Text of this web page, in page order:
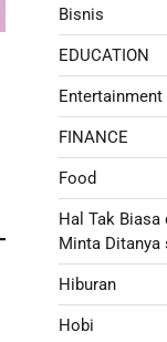
Bisnis
EDUCATION
Entertainment
FINANCE
Food
Hal Tak Biasa
Minta Ditanya
Hiburan
Hobi